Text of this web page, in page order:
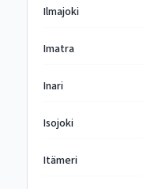
Ilmajoki
Imatra
Inari
Isojoki
Itämeri